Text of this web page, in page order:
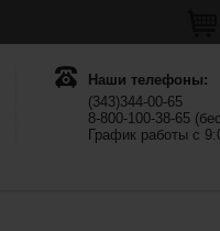
Наши телефоны:
(343)344-00-65
8-800-100-38-65
График работы с